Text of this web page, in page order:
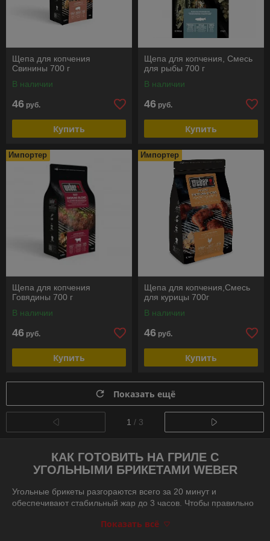
Щепа для копчения
Свинины 700 г
В наличии
46 руб.
Купить
Щепа для копчения, Смесь
для рыбы 700 г
В наличии
46 руб.
Купить
Импортер
Щепа для копчения
Говядины 700 г
В наличии
46 руб.
Купить
Импортер
Щепа для копчения,Смесь
для курицы 700г
В наличии
46 руб.
Купить
Показать ещё
1 / 3
КАК ГОТОВИТЬ НА ГРИЛЕ С
УГОЛЬНЫМИ БРИКЕТАМИ WEBER
Угольные брикеты разгораются всего за 20 минут и
обеспечивают стабильный жар до 3 часов. Чтобы правильно
Показать всё